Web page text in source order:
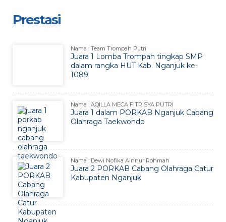
Prestasi
Nama : Team Trompah Putri
Juara 1 Lomba Trompah tingkap SMP
dalam rangka HUT Kab. Nganjuk ke-
1089
Nama : AQILLA MECA FITRISYA PUTRI
Juara 1 dalam PORKAB Nganjuk Cabang
Olahraga Taekwondo
Nama : Dewi Nofika Ainnur Rohmah
Juara 2 PORKAB Cabang Olahraga Catur
Kabupaten Nganjuk